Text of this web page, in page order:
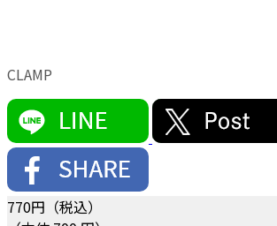
CLAMP
770円（税込）